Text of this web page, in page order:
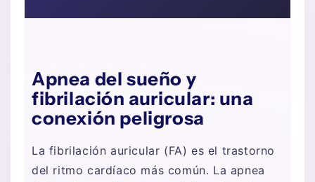
Apnea del sueño y
fibrilación auricular: una
conexión peligrosa
La fibrilación auricular (FA) es el trastorno
del ritmo cardíaco más común. La apnea